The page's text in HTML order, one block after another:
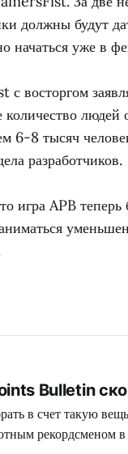
должны будут
начаться уже в
с восторгом
количество
6-8 тысяч
разработчиков.
игра APB
Bulletin
в счет такую
рекордсменом